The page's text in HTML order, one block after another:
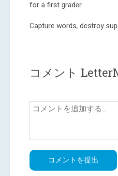
for a first grader.
Capture words, destroy
コメント